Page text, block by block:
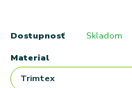
Dostupnosť Skladom
Material